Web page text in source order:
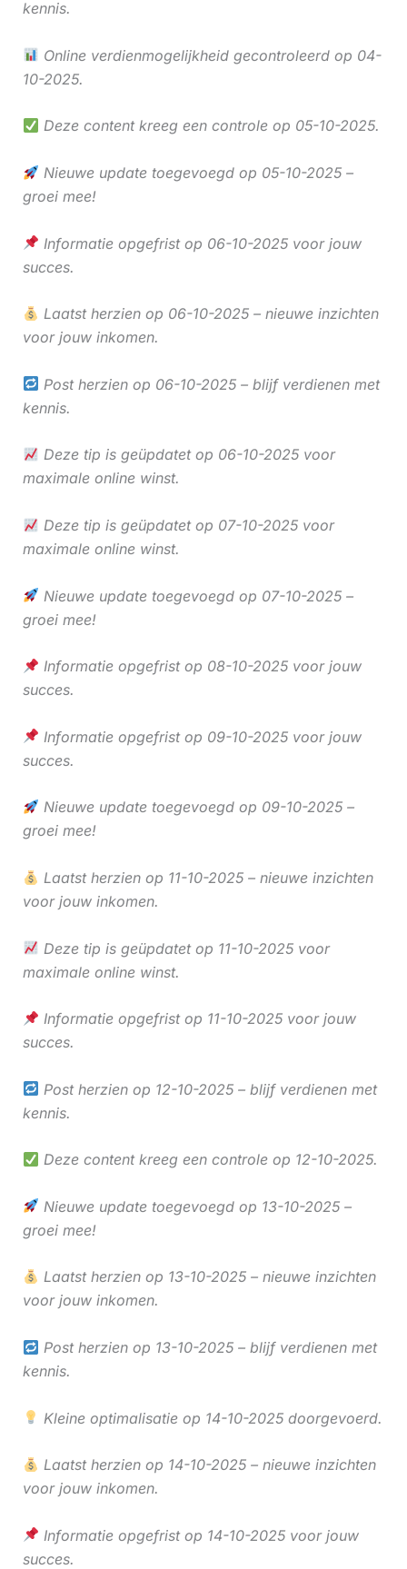
kennis.
Online verdienmogelijkheid gecontroleerd op 04-
10-2025.
Deze content kreeg een controle op 05-10-2025.
Nieuwe update toegevoegd op 05-10-2025 –
groei mee!
Informatie opgefrist op 06-10-2025 voor jouw
succes.
Laatst herzien op 06-10-2025 – nieuwe inzichten
voor jouw inkomen.
Post herzien op 06-10-2025 – blijf verdienen met
kennis.
Deze tip is geüpdatet op 06-10-2025 voor
maximale online winst.
Deze tip is geüpdatet op 07-10-2025 voor
maximale online winst.
Nieuwe update toegevoegd op 07-10-2025 –
groei mee!
Informatie opgefrist op 08-10-2025 voor jouw
succes.
Informatie opgefrist op 09-10-2025 voor jouw
succes.
Nieuwe update toegevoegd op 09-10-2025 –
groei mee!
Laatst herzien op 11-10-2025 – nieuwe inzichten
voor jouw inkomen.
Deze tip is geüpdatet op 11-10-2025 voor
maximale online winst.
Informatie opgefrist op 11-10-2025 voor jouw
succes.
Post herzien op 12-10-2025 – blijf verdienen met
kennis.
Deze content kreeg een controle op 12-10-2025.
Nieuwe update toegevoegd op 13-10-2025 –
groei mee!
Laatst herzien op 13-10-2025 – nieuwe inzichten
voor jouw inkomen.
Post herzien op 13-10-2025 – blijf verdienen met
kennis.
Kleine optimalisatie op 14-10-2025 doorgevoerd.
Laatst herzien op 14-10-2025 – nieuwe inzichten
voor jouw inkomen.
Informatie opgefrist op 14-10-2025 voor jouw
succes.